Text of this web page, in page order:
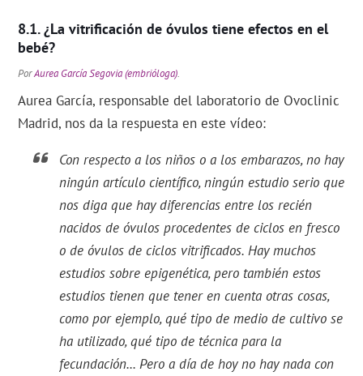
¿La vitrificación de óvulos tiene efectos en el
bebé?
PorAurea García Segovia (embrióloga).
Aurea García, responsable del laboratorio de Ovoclinic
Madrid, nos da la respuesta en este vídeo:
Con respecto a los niños o a los embarazos, no hay
ningún artículo científico, ningún estudio serio que
nos diga que hay diferencias entre los recién
nacidos de óvulos procedentes de ciclos en fresco
o de óvulos de ciclos vitrificados. Hay muchos
estudios sobre epigenética, pero también estos
estudios tienen que tener en cuenta otras cosas,
como por ejemplo, qué tipo de medio de cultivo se
ha utilizado, qué tipo de técnica para la
fecundación... Pero a día de hoy no hay nada con